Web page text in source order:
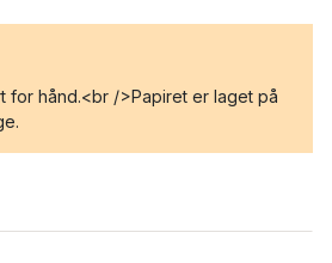
for hånd.<br />Papiret er laget på